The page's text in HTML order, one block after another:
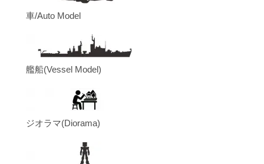
車/Auto Model
艦船(Vessel Model)
ジオラマ(Diorama)